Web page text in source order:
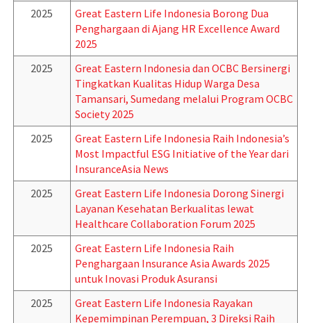
2025
Great Eastern Life Indonesia Borong Dua
Penghargaan di Ajang HR Excellence Award
2025
2025
Great Eastern Indonesia dan OCBC Bersinergi
Tingkatkan Kualitas Hidup Warga Desa
Tamansari, Sumedang melalui Program OCBC
Society 2025
2025
Great Eastern Life Indonesia Raih Indonesia’s
Most Impactful ESG Initiative of the Year dari
InsuranceAsia News
2025
Great Eastern Life Indonesia Dorong Sinergi
Layanan Kesehatan Berkualitas lewat
Healthcare Collaboration Forum 2025
2025
Great Eastern Life Indonesia Raih
Penghargaan Insurance Asia Awards 2025
untuk Inovasi Produk Asuransi
2025
Great Eastern Life Indonesia Rayakan
Kepemimpinan Perempuan, 3 Direksi Raih